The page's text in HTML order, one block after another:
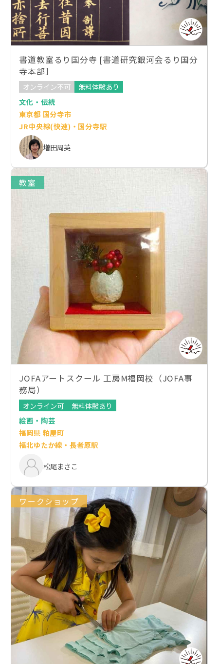
書道教室るり国分寺 [書道研究銀河会るり国分
寺本部］
オンライン不可
無料体験あり
文化・伝統
東京都 国分寺市
JR中央線(快速)・国分寺駅
増田周英
教室
JOFAアートスクール 工房M福岡校（JOFA事
務局）
オンライン可
無料体験あり
絵画・陶芸
福岡県 粕屋町
福北ゆたか線・長者原駅
松尾まさこ
ワークショップ